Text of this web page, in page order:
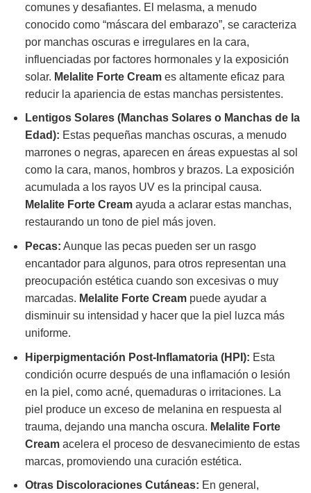
comunes y desafiantes. El melasma, a menudo
conocido como “máscara del embarazo”, se caracteriza
por manchas oscuras e irregulares en la cara,
influenciadas por factores hormonales y la exposición
solar. Melalite Forte Creames altamente eficaz para
reducir la apariencia de estas manchas persistentes.
Lentigos Solares (Manchas Solares o Manchas de la
Edad): Estas pequeñas manchas oscuras, a menudo
marrones o negras, aparecen en áreas expuestas al sol
como la cara, manos, hombros y brazos. La exposición
acumulada a los rayos UV es la principal causa.
Melalite Forte Creamayuda a aclarar estas manchas,
restaurando un tono de piel más joven.
Pecas: Aunque las pecas pueden ser un rasgo
encantador para algunos, para otros representan una
preocupación estética cuando son excesivas o muy
marcadas. Melalite Forte Creampuede ayudar a
disminuir su intensidad y hacer que la piel luzca más
uniforme.
Hiperpigmentación Post-Inflamatoria (HPI): Esta
condición ocurre después de una inflamación o lesión
en la piel, como acné, quemaduras o irritaciones. La
piel produce un exceso de melanina en respuesta al
trauma, dejando una mancha oscura. Melalite Forte
Creamacelera el proceso de desvanecimiento de estas
marcas, promoviendo una curación estética.
Otras Discoloraciones Cutáneas: En general,